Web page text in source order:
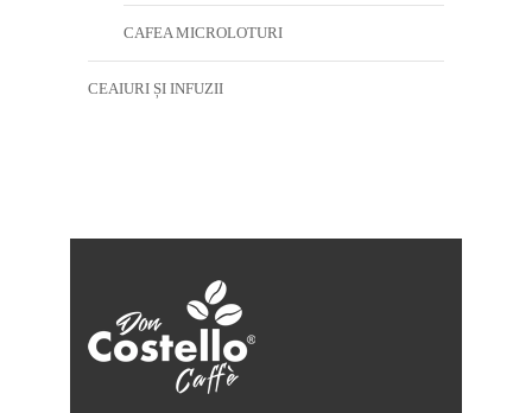
CAFEA MICROLOTURI
CEAIURI ȘI INFUZII